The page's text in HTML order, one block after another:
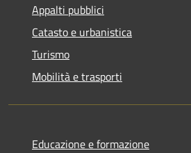
Appalti pubblici
Catasto e urbanistica
Turismo
Mobilità e trasporti
Educazione e formazione